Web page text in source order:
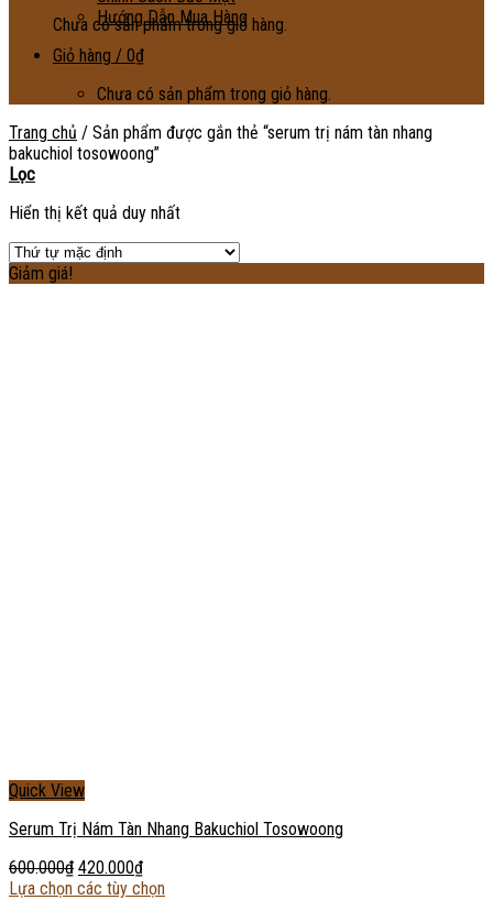
Chưa có sản phẩm trong giỏ hàng.
Hướng Dẫn Mua Hàng
Giỏ hàng / 0₫
Chưa có sản phẩm trong giỏ hàng.
Trang chủ / Sản phẩm được gắn thẻ “serum trị nám tàn nhang
bakuchiol tosowoong”
Lọc
Hiển thị kết quả duy nhất
Giảm giá!
Quick View
Serum Trị Nám Tàn Nhang Bakuchiol Tosowoong
600.000₫ 420.000₫
Lựa chọn các tùy chọn